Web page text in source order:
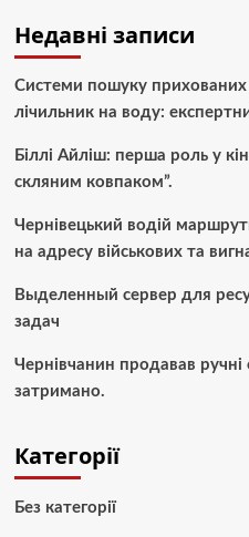
Недавні записи
Системи пошуку прихованих
лічильник на воду:
Біллі Айліш: перша роль у
скляним ковпаком”.
Чернівецький водій
на адресу військових та
Выделенный сервер для
задач
Чернівчанин продавав ручні
затримано.
Категорії
Без категорії